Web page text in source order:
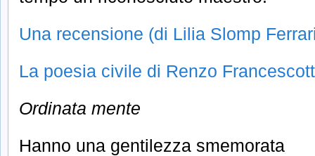
Una recensione (di Lilia Slomp
La poesia civile di Renzo
Ordinata mente
Hanno una gentilezza smemorata